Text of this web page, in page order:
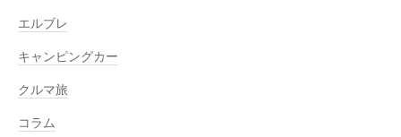
エルブレ
キャンピングカー
クルマ旅
コラム